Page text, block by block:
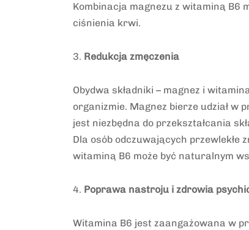
Kombinacja magnezu z witaminą B6
ciśnienia krwi.
3. Redukcja zmęczenia
Obydwa składniki – magnez i
organizmie. Magnez bierze udział w
jest niezbędna do przekształcania
Dla osób odczuwających przewlekłe
witaminą B6 może być naturalnym
4. Poprawa nastroju i zdrowia
Witamina B6 jest zaangażowana w